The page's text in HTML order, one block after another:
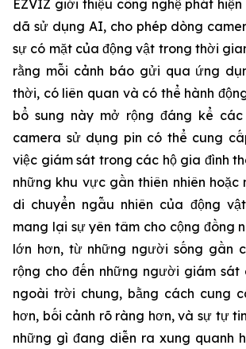
EZVIZ giới thiệu công nghệ phát
dã sử dụng AI, cho phép dòng
sự có mặt của động vật trong thời
rằng mỗi cảnh báo gửi qua ứng
thời, có liên quan và có thể hành
bổ sung này mở rộng đáng kể
camera sử dụng pin có thể cung
việc giám sát trong các hộ gia đình
những khu vực gần thiên nhiên hoặc
di chuyển ngẫu nhiên của động
mang lại sự yên tâm cho cộng đồng
lớn hơn, từ những người sống gần
rộng cho đến những người giám sát
ngoài trời chung, bằng cách cung
hơn, bối cảnh rõ ràng hơn, và sự tự
những gì đang diễn ra xung quanh